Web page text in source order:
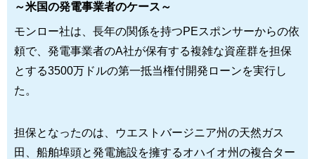
～米国の発電事業者のケース～
モンロー社は、長年の関係を持つPEスポンサーからの依
頼で、発電事業者のA社が保有する複雑な資産群を担保
とする3500万ドルの第一抵当権付開発ローンを実行し
た。
担保となったのは、ウエストバージニア州の天然ガス
田、船舶埠頭と発電施設を擁するオハイオ州の複合ター